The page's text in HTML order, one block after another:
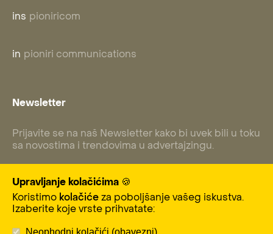
ins pioniricom
in pioniri communications
Newsletter
Prijavite se na naš Newsletter kako bi uvek bili u toku
sa novostima i trendovima u advertajzingu.
Subscribe
Upravljanje kolačićima 🍪
Koristimo kolačiće za poboljšanje vašeg iskustva.
Izaberite koje vrste prihvatate:
Neophodni kolačići (obavezni)